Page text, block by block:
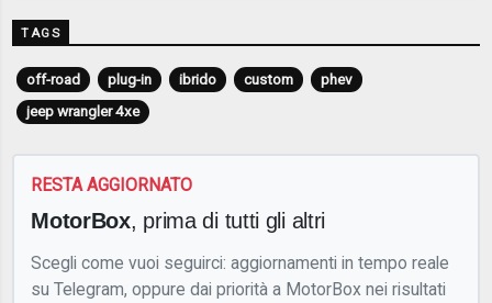
TAGS
off-road plug-in ibrido custom
phev
jeep wrangler 4xe
RESTA AGGIORNATO
MotorBox, prima di tutti gli altri
Scegli come vuoi seguirci: aggiornamenti in tempo reale
su Telegram, oppure dai priorità a MotorBox nei risultati